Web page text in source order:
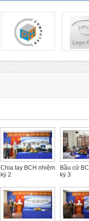
Chia tay BCH nhiệm
kỳ 2
Bầu cử
kỳ 3